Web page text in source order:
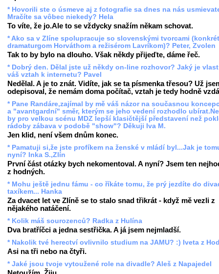
* Hovorili ste o úsmeve aj z fotografie sa dnes na nás
Mračíte sa vôbec niekedy? Hela
To víte, že jo.Ale to se vždycky snažím někam schovat.
* Ako sa v Zlíne spolupracuje so slovenskými tvorcami
dramaturgom Horváthom a režisérom Lavríkom)? Peter, Zvolen
Tak to by bylo na dlouho. Však někdy přijeďte, dáme řeč.
* Dobrý den. Dělal jste už někdy on-line rozhovor? Jaký je
váš vztah k internetu? Pavel
Nedělal. A je to znát. Vidíte, jak se ta písmenka třesou? Už
odepisoval, že nemám doma počítač, vztah je tedy hodně
* Pane Randáre,zajímal by mě váš názor na současnou
a "avantgardní" směr, kterým se jeho vedení rozhodlo
by pro velkou scénu MDZ lepší klasičtější představení než
rádoby zábava v podobě "show"? Děkuji Iva M.
Jen klid, není všem dnům konec.
* Pamatuji si,že jste profíkem na ženské v mládí byl...Jak je
nyní? Inka S.,Zlín
První část otázky bych nekomentoval. A nyní? Jsem ten
z hodných.
* Mohu ještě jednu fámu - co říkáte tomu, že prý jezdíte do
taxíkem... Hanka
Za dvacet let ve Zlíně se to stalo snad třikrát - když mě vezli z
nějakého natáčení.
* Kolik máš sourozenců? Radka z Hulína
Dva bratříčci a jedna sestřička. A já jsem nejmladší.
* Nakolik tvé herectví ovlivnilo studium na JAMU? :) Iveta z
Asi na tři nebo na čtyři.
* Jaké jsou tvoje vytoužené role na divadle? Aleš z Napajedel